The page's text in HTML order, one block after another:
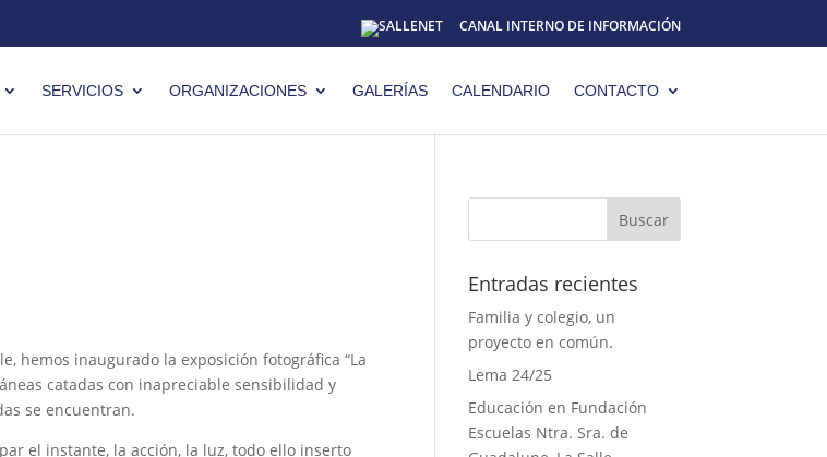
CANAL INTERNO DE INFORMACIÓN
SERVICIOS ORGANIZACIONES GALERÍAS CALENDARIO CONTACTO
hemos inaugurado la exposición fotográfica “La
catadas con inapreciable sensibilidad y
se encuentran.
el instante, la acción, la luz, todo ello inserto
Entradas recientes
Familia y colegio, un
proyecto en común.
Lema 24/25
Educación en Fundación
Escuelas Ntra. Sra. de